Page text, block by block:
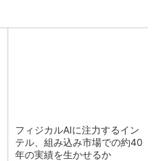
フィジカルAIに注力するイン
テル、組み込み市場での約40
年の実績を生かせるか